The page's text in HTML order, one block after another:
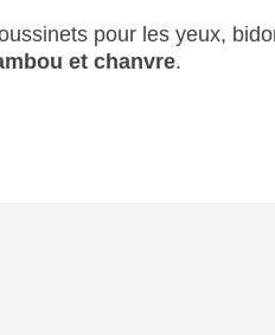
pour les yeux,
et chanvre.